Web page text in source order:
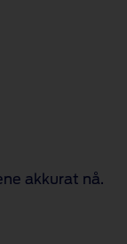
akkurat nå.